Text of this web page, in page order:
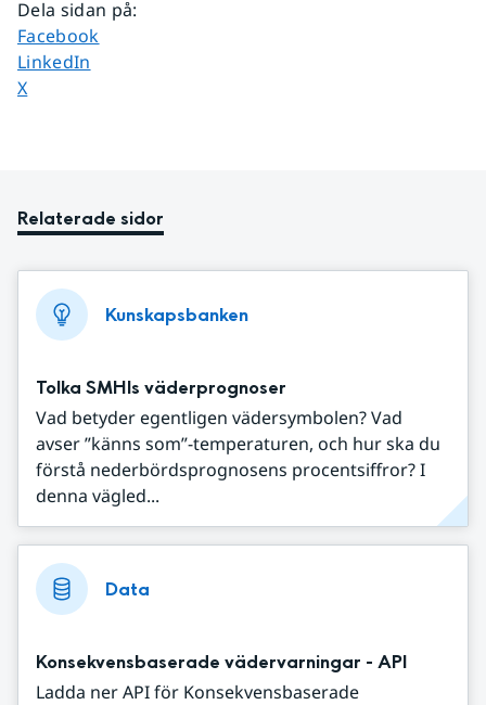
Dela sidan på:
Dela sidan på
Facebook
Dela sidan på
LinkedIn
Dela sidan på
X
Relaterade sidor
Kunskapsbanken
Tolka SMHIs väderprognoser
Vad betyder egentligen vädersymbolen? Vad
avser ”känns som”-temperaturen, och hur ska du
förstå nederbördsprognosens procentsiffror? I
denna vägled...
Data
Konsekvensbaserade vädervarningar - API
Ladda ner API för Konsekvensbaserade